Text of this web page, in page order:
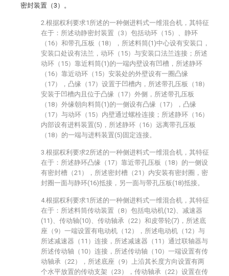
密封装置（3）。
2.根据权利要求1所述的一种侧进料式一维混合机，其特征
在于：所述动静密封装置（3）包括动环（15）、静环
（16）和带孔压板（18），所述料筒(1)中心设有安装口，
安装口处设有法兰，动环（15）与安装口法兰连接；所述
动环（15）靠近料筒(1)的一端内壁设有凹槽，所述静环
（16）靠近动环（15）安装处的外壁设有一圈凸缘
（17），凸缘（17）设置于凹槽内，所述带孔压板（18）
安装于凹槽内且位于凸缘（17）外侧，所述带孔压板
（18）外缘朝向料筒(1)的一侧设有凸缘（17），凸缘
（17）与动环（15）内壁通过螺栓连接；所述静环（16）
内部设有进料装置(5)，所述静环（16）远离带孔压板
（18）的一端与进料装置(5)固定连接。
3.根据权利要求2所述的一种侧进料式一维混合机，其特征
在于：所述静环凸缘（17）靠近带孔压板（18）的一侧设
有密封槽（21），所述密封槽（21）内安装有密封圈，密
封圈一面与静环(16)抵接，另一面与带孔压板(18)抵接。
4.根据权利要求1所述的一种侧进料式一维混合机，其特征
在于：所述料筒传动装置（8）包括电动机(12)、减速器
(11)、传动轴(10)、传动轴承（22）和皮带轮(7)，所述底
座（9）一端设置有电动机（12），所述电动机（12）与
所述减速器（11）连接，所述减速器（11）通过联轴器与
所述传动轴（10）连接，所述传动轴（10）一端设置有传
动轴承（22），所述底座（9）上沿其长度方向设置有两
个水平放置的传动支架（23），传动轴承（22）设置在传